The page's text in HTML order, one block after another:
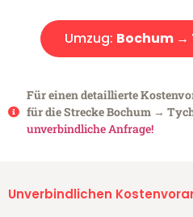
Umzug: Bochum →
Für einen detaillierte
für die Strecke Bochum →
unverbindliche Anfrage!
Unverbindlichen